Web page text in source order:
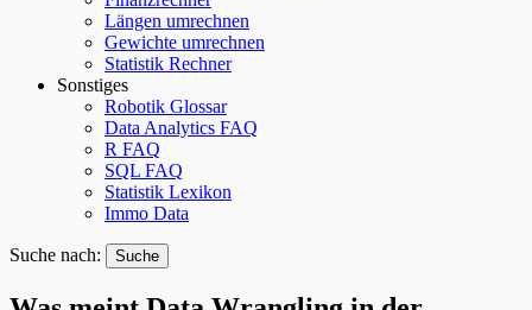
Längen umrechnen
Gewichte umrechnen
Statistik Rechner
Sonstiges
Robotik Glossar
Data Analytics FAQ
R FAQ
SQL FAQ
Statistik Lexikon
Immo Data
Suche nach: